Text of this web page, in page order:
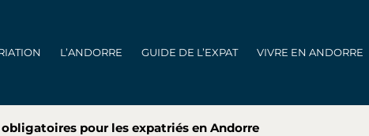
L’ANDORRE GUIDE DE L’EXPAT VIVRE EN ANDORRE
obligatoires pour les expatriés en Andorre